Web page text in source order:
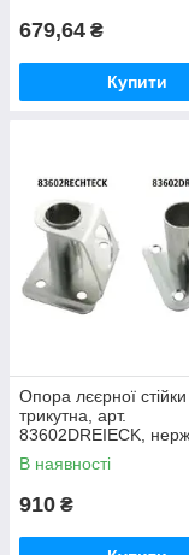
679,64 ₴
Купити
Опора лєєрної стійки
трикутна, арт.
83602DREIECK,
сталь А2, 25,0
В наявності
910 ₴